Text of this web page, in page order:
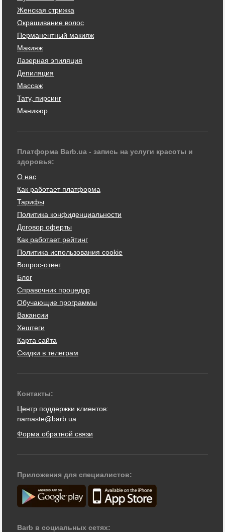
Женская стрижка
Окрашивание волос
Перманентный макияж
Макияж
Лазерная эпиляция
Депиляция
Массаж
Тату, пирсинг
Маникюр
Платформа Barb.ua - запись на услуги красоты и
здоровья:
О нас
Как работает платформа
Тарифы
Политика конфиденциальности
Договор оферты
Как работает рейтинг
Политика использования cookie
Вопрос-ответ
Блог
Справочник процедур
Обучающие программы
Вакансии
Хештеги
Карта сайта
Скидки в телеграм
Контакты:
Центр поддержки клиентов:
namaste@barb.ua
Форма обратной связи
Приложения для специалистов:
Barb в социальных сетях: